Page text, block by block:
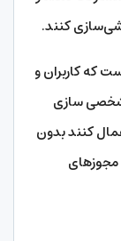
کنند.
که کاربران و
شخصی سازی
کنند بدون
مجوزهای